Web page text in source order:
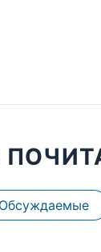
Обсуждаемые